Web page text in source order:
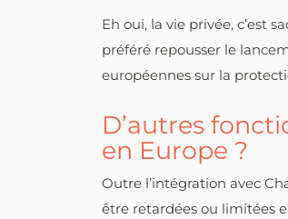
Eh oui, la vie privée, c’est
préféré repousser le
européennes sur la
D’autres
en Europe ?
Outre l’intégration avec
être retardées ou limitées